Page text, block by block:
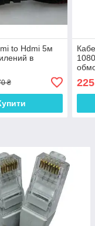
to Hdmi 5м
в
₴ 225